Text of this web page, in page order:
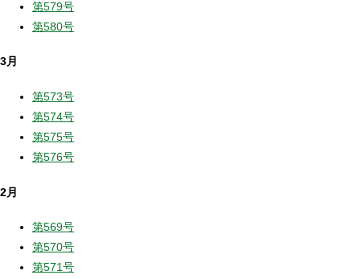
第579号
第580号
3月
第573号
第574号
第575号
第576号
2月
第569号
第570号
第571号